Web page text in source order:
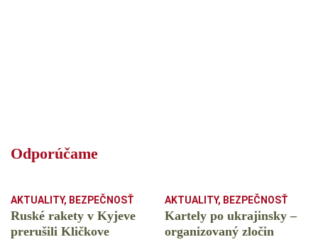
Odporúčame
AKTUALITY, BEZPEČNOSŤ
Ruské rakety v Kyjeve
prerušili Kličkove
AKTUALITY, BEZPEČNOSŤ
Kartely po ukrajinsky –
organizovaný zločin